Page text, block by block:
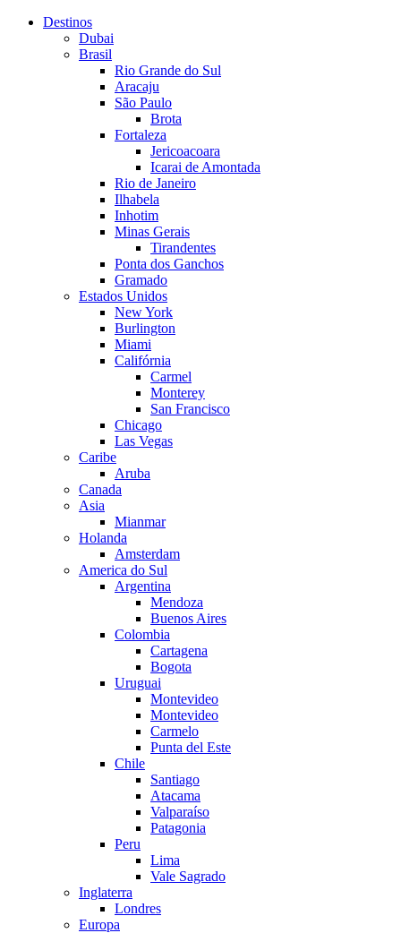
Destinos
Dubai
Brasil
Rio Grande do Sul
Aracaju
São Paulo
Brota
Fortaleza
Jericoacoara
Icarai de Amontada
Rio de Janeiro
Ilhabela
Inhotim
Minas Gerais
Tirandentes
Ponta dos Ganchos
Gramado
Estados Unidos
New York
Burlington
Miami
Califórnia
Carmel
Monterey
San Francisco
Chicago
Las Vegas
Caribe
Aruba
Canada
Asia
Mianmar
Holanda
Amsterdam
America do Sul
Argentina
Mendoza
Buenos Aires
Colombia
Cartagena
Bogota
Uruguai
Montevideo
Montevideo
Carmelo
Punta del Este
Chile
Santiago
Atacama
Valparaíso
Patagonia
Peru
Lima
Vale Sagrado
Inglaterra
Londres
Europa